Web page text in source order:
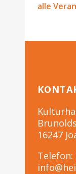
alle
16247
Telefon: